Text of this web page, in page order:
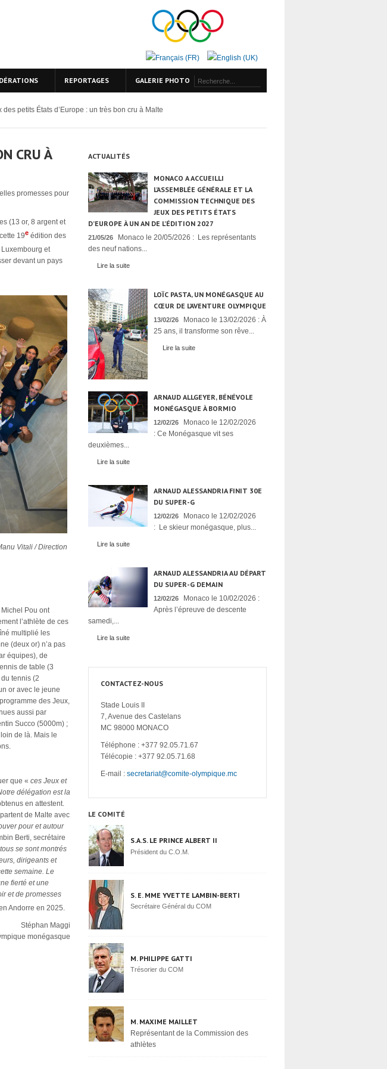
REPORTAGES GALERIE PHOTO
des petits États d’Europe : un très bon cru à Malte
CRU À
promesses pour
(13 or, 8 argent et
19e édition des
et
devant un pays
Vitali / Direction
Pou ont
l’athlète de ces
multiplié les
(deux or) n’a pas
équipes), de
de table (3
tennis (2
or avec le jeune
des Jeux,
aussi par
Succo (5000m) ;
de là. Mais le
que « ces Jeux et
délégation est la
en attestent.
de Malte avec
pour et autour
Berti, secrétaire
se sont montrés
dirigeants et
semaine. Le
fierté et une
et de promesses
Andorre en 2025.
Stéphan Maggi
monégasque
ACTUALITÉS
MONACO A ACCUEILLI
L’ASSEMBLÉE GÉNÉRALE ET LA
COMMISSION TECHNIQUE DES
JEUX DES PETITS ÉTATS
D’EUROPE À UN AN DE L’ÉDITION 2027
21/05/26
Monaco le 20/05/2026 : Les représentants
des neuf nations...
Lire la suite
LOÏC PASTA, UN MONÉGASQUE AU
CŒUR DE L’AVENTURE OLYMPIQUE
13/02/26
Monaco le 13/02/2026 : À
25 ans, il transforme son rêve...
Lire la suite
ARNAUD ALLGEYER, BÉNÉVOLE
MONÉGASQUE À BORMIO
12/02/26
Monaco le 12/02/2026
: Ce Monégasque vit ses
deuxièmes...
Lire la suite
ARNAUD ALESSANDRIA FINIT 30E
DU SUPER-G
12/02/26
Monaco le 12/02/2026
: Le skieur monégasque, plus...
Lire la suite
ARNAUD ALESSANDRIA AU DÉPART
DU SUPER-G DEMAIN
12/02/26
Monaco le 10/02/2026 :
Après l’épreuve de descente
samedi,...
Lire la suite
CONTACTEZ-NOUS
Stade Louis II
7, Avenue des Castelans
MC 98000 MONACO
Téléphone : +377 92.05.71.67
Télécopie : +377 92.05.71.68
E-mail : secretariat@comite-olympique.mc
LE COMITÉ
S.A.S. LE PRINCE ALBERT II
Président du C.O.M.
S. E. MME YVETTE LAMBIN-BERTI
Secrétaire Général du COM
M. PHILIPPE GATTI
Trésorier du COM
M. MAXIME MAILLET
Représentant de la Commission des
athlètes